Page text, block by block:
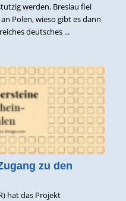
werden. Breslau fiel
Polen, wieso gibt es dann
deutsches ...
zu den
hat das Projekt